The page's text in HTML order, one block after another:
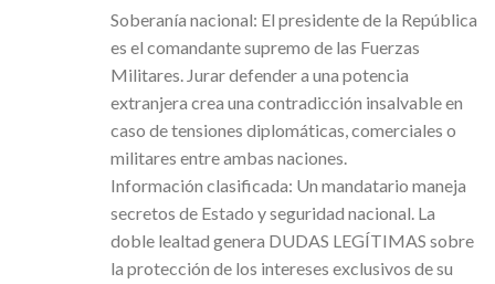
Soberanía nacional: El presidente de la República
es el comandante supremo de las Fuerzas
Militares. Jurar defender a una potencia
extranjera crea una contradicción insalvable en
caso de tensiones diplomáticas, comerciales o
militares entre ambas naciones.
Información clasificada: Un mandatario maneja
secretos de Estado y seguridad nacional. La
doble lealtad genera DUDAS LEGÍTIMAS sobre
la protección de los intereses exclusivos de su